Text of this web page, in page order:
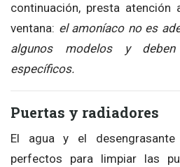
continuación, presta
ventana: el amoníaco no es
algunos modelos y
específicos.
Puertas y radiadores
El agua y el
perfectos para limpiar las